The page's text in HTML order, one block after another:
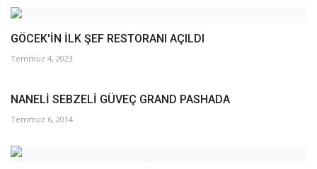
GÖCEK'İN İLK ŞEF RESTORANI AÇILDI
Temmuz 4, 2023
NANELİ SEBZELİ GÜVEÇ GRAND PASHADA
Temmuz 6, 2014